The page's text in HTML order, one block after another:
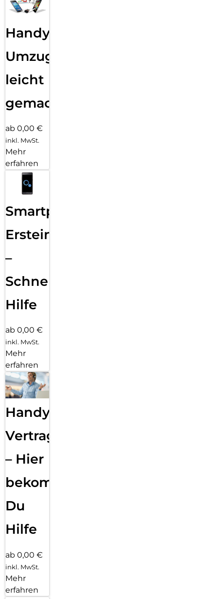
Handy
Umzug
leicht
gemacht!
ab 0,00 €
inkl. MwSt.
Mehr
erfahren
Smartphone
Ersteinrichtung
–
Schnelle
Hilfe
ab 0,00 €
inkl. MwSt.
Mehr
erfahren
Handy
Vertragsabwicklung
– Hier
bekommst
Du
Hilfe
ab 0,00 €
inkl. MwSt.
Mehr
erfahren